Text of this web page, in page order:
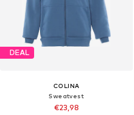
DEAL
COLINA
Sweatvest
€23,98